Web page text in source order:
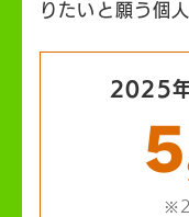
りたいと願う個
2025年